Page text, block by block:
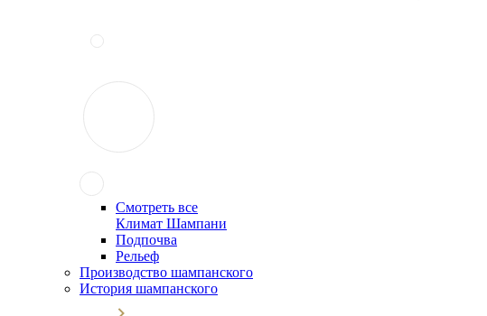
Смотреть все
Климат Шампани
Подпочва
Рельеф
Производство шампанского
История шампанского